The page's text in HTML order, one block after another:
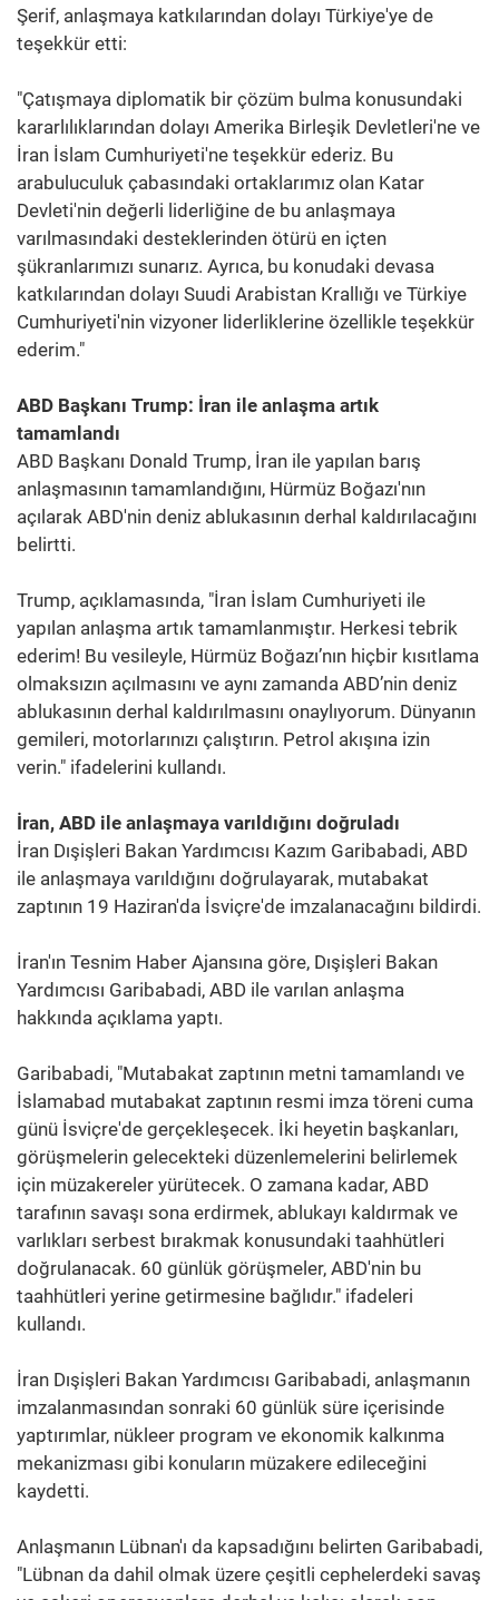
Şerif, anlaşmaya katkılarından dolayı Türkiye'ye de
teşekkür etti:
"Çatışmaya diplomatik bir çözüm bulma konusundaki
kararlılıklarından dolayı Amerika Birleşik Devletleri'ne ve
İran İslam Cumhuriyeti'ne teşekkür ederiz. Bu
arabuluculuk çabasındaki ortaklarımız olan Katar
Devleti'nin değerli liderliğine de bu anlaşmaya
varılmasındaki desteklerinden ötürü en içten
şükranlarımızı sunarız. Ayrıca, bu konudaki devasa
katkılarından dolayı Suudi Arabistan Krallığı ve Türkiye
Cumhuriyeti'nin vizyoner liderliklerine özellikle teşekkür
ederim."
ABD Başkanı Trump: İran ile anlaşma artık
tamamlandı
ABD Başkanı Donald Trump, İran ile yapılan barış
anlaşmasının tamamlandığını, Hürmüz Boğazı'nın
açılarak ABD'nin deniz ablukasının derhal kaldırılacağını
belirtti.
Trump, açıklamasında, "İran İslam Cumhuriyeti ile
yapılan anlaşma artık tamamlanmıştır. Herkesi tebrik
ederim! Bu vesileyle, Hürmüz Boğazı’nın hiçbir kısıtlama
olmaksızın açılmasını ve aynı zamanda ABD’nin deniz
ablukasının derhal kaldırılmasını onaylıyorum. Dünyanın
gemileri, motorlarınızı çalıştırın. Petrol akışına izin
verin." ifadelerini kullandı.
İran, ABD ile anlaşmaya varıldığını doğruladı
İran Dışişleri Bakan Yardımcısı Kazım Garibabadi, ABD
ile anlaşmaya varıldığını doğrulayarak, mutabakat
zaptının 19 Haziran'da İsviçre'de imzalanacağını bildirdi.
İran'ın Tesnim Haber Ajansına göre, Dışişleri Bakan
Yardımcısı Garibabadi, ABD ile varılan anlaşma
hakkında açıklama yaptı.
Garibabadi, "Mutabakat zaptının metni tamamlandı ve
İslamabad mutabakat zaptının resmi imza töreni cuma
günü İsviçre'de gerçekleşecek. İki heyetin başkanları,
görüşmelerin gelecekteki düzenlemelerini belirlemek
için müzakereler yürütecek. O zamana kadar, ABD
tarafının savaşı sona erdirmek, ablukayı kaldırmak ve
varlıkları serbest bırakmak konusundaki taahhütleri
doğrulanacak. 60 günlük görüşmeler, ABD'nin bu
taahhütleri yerine getirmesine bağlıdır." ifadeleri
kullandı.
İran Dışişleri Bakan Yardımcısı Garibabadi, anlaşmanın
imzalanmasından sonraki 60 günlük süre içerisinde
yaptırımlar, nükleer program ve ekonomik kalkınma
mekanizması gibi konuların müzakere edileceğini
kaydetti.
Anlaşmanın Lübnan'ı da kapsadığını belirten Garibabadi,
"Lübnan da dahil olmak üzere çeşitli cephelerdeki savaş